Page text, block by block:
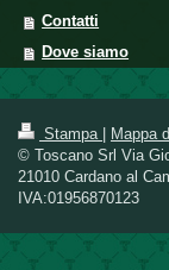
Contatti
Dove siamo
Stampa
Mappa
© Toscano Srl Via
21010 Cardano al
IVA:01956870123